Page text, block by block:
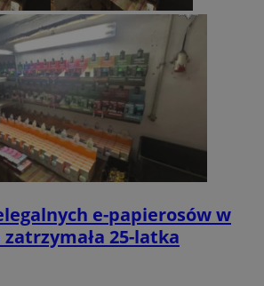
e-papierosów w
25-latka